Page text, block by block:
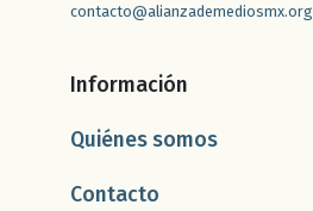
contacto@alianzademediosmx.org
Información
Quiénes somos
Contacto